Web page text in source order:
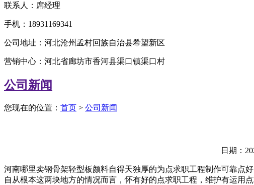
联系人：席经理
手机：18931169341
公司地址：河北沧州孟村回族自治县希望新区
营销中心：河北省廊坊市香河县渠口镇渠口村
公司新闻
您现在的位置： 首页 > 公司新闻
日期：
河南哪里卖钢骨架轻型板颜料自得天独厚的为点求职工程制作可靠点
自从根本这两块地方的情况而言，怀有好的点求职工程，维护有运用